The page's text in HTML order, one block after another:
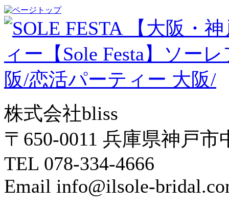
株式会社bliss
〒650-0011 兵庫県神戸
TEL 078-334-4666
Email info@ilsole-